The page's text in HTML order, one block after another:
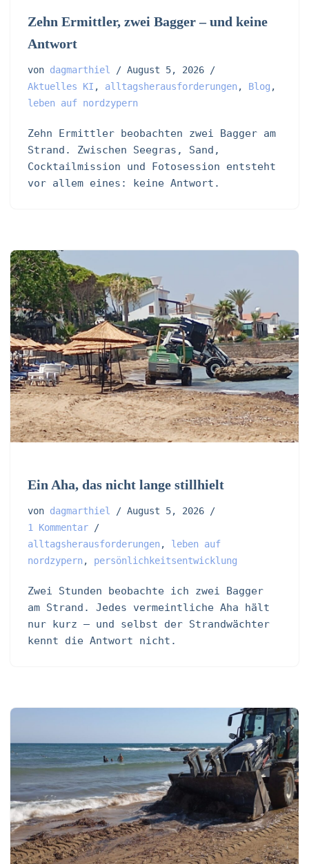
Zehn Ermittler, zwei Bagger – und keine
Antwort
von dagmarthiel
August 5, 2026
Aktuelles KI , alltagsherausforderungen, Blog ,
leben auf nordzypern
Zehn Ermittler beobachten zwei Bagger am
Strand. Zwischen Seegras, Sand,
Cocktailmission und Fotosession entsteht
vor allem eines: keine Antwort.
Ein Aha, das nicht lange stillhielt
von dagmarthiel
August 5, 2026
1 Kommentar
alltagsherausforderungen, leben auf
nordzypern, persönlichkeitsentwicklung
Zwei Stunden beobachte ich zwei Bagger
am Strand. Jedes vermeintliche Aha hält
nur kurz – und selbst der Strandwächter
kennt die Antwort nicht.